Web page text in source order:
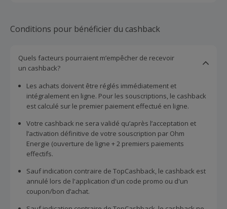
Conditions pour bénéficier du cashback
Quels facteurs pourraient m’empêcher de recevoir
un cashback?
Les achats doivent être réglés immédiatement et
intégralement en ligne. Pour les souscriptions, le cashback
est calculé sur le premier paiement effectué en ligne.
Votre cashback ne sera validé qu’après l’acceptation et
l’activation définitive de votre souscription par Ohm
Energie (ouverture de ligne + 2 premiers paiements
effectifs.
Sauf indication contraire de TopCashback, le cashback est
annulé lors de l'application d'un code promo ou d'un
coupon/bon d’achat.